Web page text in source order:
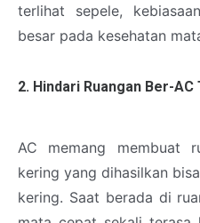
terlihat sepele,
besar pada kesehatan
2. Hindari Ruangan Ber-
AC memang membuat
kering yang dihasilkan
kering. Saat berada di